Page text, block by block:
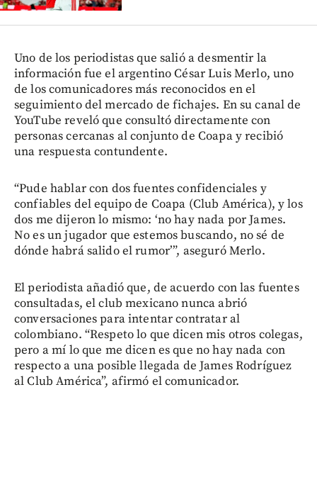
Uno de los periodistas que salió a desmentir la
información fue el argentino César Luis Merlo, uno
de los comunicadores más reconocidos en el
seguimiento del mercado de fichajes. En su canal de
YouTube reveló que consultó directamente con
personas cercanas al conjunto de Coapa y recibió
una respuesta contundente.
“Pude hablar con dos fuentes confidenciales y
confiables del equipo de Coapa (Club América), y los
dos me dijeron lo mismo: ‘no hay nada por James.
No es un jugador que estemos buscando, no sé de
dónde habrá salido el rumor’”, aseguró Merlo.
El periodista añadió que, de acuerdo con las fuentes
consultadas, el club mexicano nunca abrió
conversaciones para intentar contratar al
colombiano. “Respeto lo que dicen mis otros colegas,
pero a mí lo que me dicen es que no hay nada con
respecto a una posible llegada de James Rodríguez
al Club América”, afirmó el comunicador.